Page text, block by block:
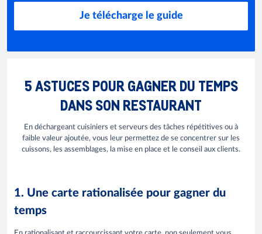
Je télécharge le guide
5 ASTUCES POUR GAGNER DU TEMPS
DANS SON RESTAURANT
En déchargeant cuisiniers et serveurs des tâches répétitives ou à
faible valeur ajoutée, vous leur permettez de se concentrer sur les
cuissons, les assemblages, la mise en place et le conseil aux clients.
1. Une carte rationalisée pour gagner du
temps